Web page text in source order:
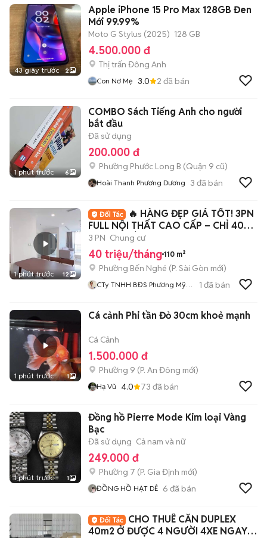
43 giây trước 2
Apple iPhone 15 Pro Max 128GB Đen
Mới 99.99%
Moto G Stylus (2025) 128 GB
4.500.000 đ
Thị trấn Đông Anh
Con Nơ Mẹ 3.0 2 đã bán
1 phút trước 6
COMBO Sách Tiếng Anh cho người
bắt đầu
Đã sử dụng
200.000 đ
Phường Phước Long B (Quận 9 cũ)
Hoài Thanh Phương Dương 3 đã bán
1 phút trước 12
🔥 HÀNG ĐẸP GIÁ TỐT! 3PN
FULL NỘI THẤT CAO CẤP – CHỈ 40
TRIỆU/THÁNG (BA
3 PN Chung cư
40 triệu/tháng 110 m²
Phường Bến Nghé (P. Sài Gòn mới)
CTy TNHH BĐS Phương Mỹ
1 đã bán
1 phút trước 1
Cá cảnh Phi tần Đỏ 30cm khoẻ mạnh
Cá Cảnh
1.500.000 đ
Phường 9 (P. An Đông mới)
Hạ Vũ 4.0 73 đã bán
1 phút trước 1
Đồng hồ Pierre Mode Kim loại Vàng
Bạc
Đã sử dụng Cả nam và nữ
249.000 đ
Phường 7 (P. Gia Định mới)
ĐỒNG HỒ HẠT DẺ 6 đã bán
CHO THUÊ CĂN DUPLEX
40m2 Ở ĐƯỢC 4 NGƯỜI 4XE NGAY